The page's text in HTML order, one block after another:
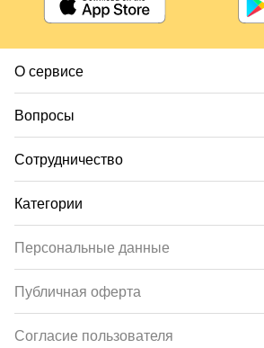
О сервисе
Вопросы
Сотрудничество
Категории
Персональные данные
Публичная оферта
Согласие пользователя